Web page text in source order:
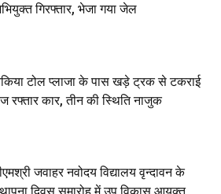
NDA सरकार, 12 साल विश्वास के, मीडिया संवाद में
सिंह, 13 June 2026
गिरफ्तार, भेजा गया जेल
टोल प्लाजा के पास खड़े ट्रक से टकराई
रफ्तार कार, तीन की स्थिति नाजुक
जवाहर नवोदय विद्यालय वृन्दावन के